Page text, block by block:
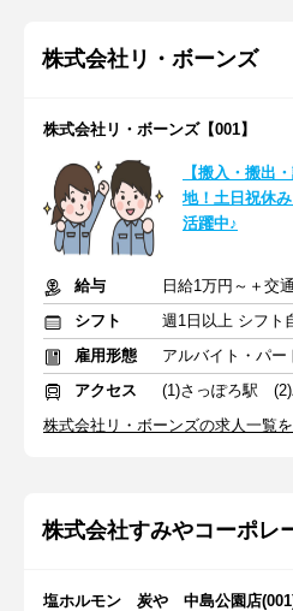
株式会社リ・ボーンズ
株式会社リ・ボーンズ【001】
【搬入・搬出
地！土日祝休
活躍中♪
給与
日給1万円～＋交
シフト
週1日以上 シフト
雇用形態
アルバイト・パー
アクセス
株式会社リ・ボーンズの求人一覧
株式会社すみやコーポレ
塩ホルモン 炭や 中島公園店